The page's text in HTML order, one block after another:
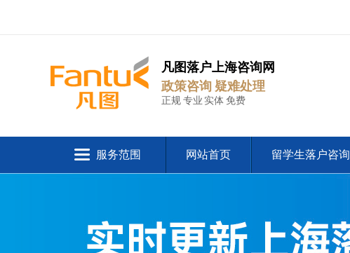
凡图落户上海咨询网
政策咨询 疑难处理
正规 专业 实体 免费
服务范围 网站首页 留学生落户咨询